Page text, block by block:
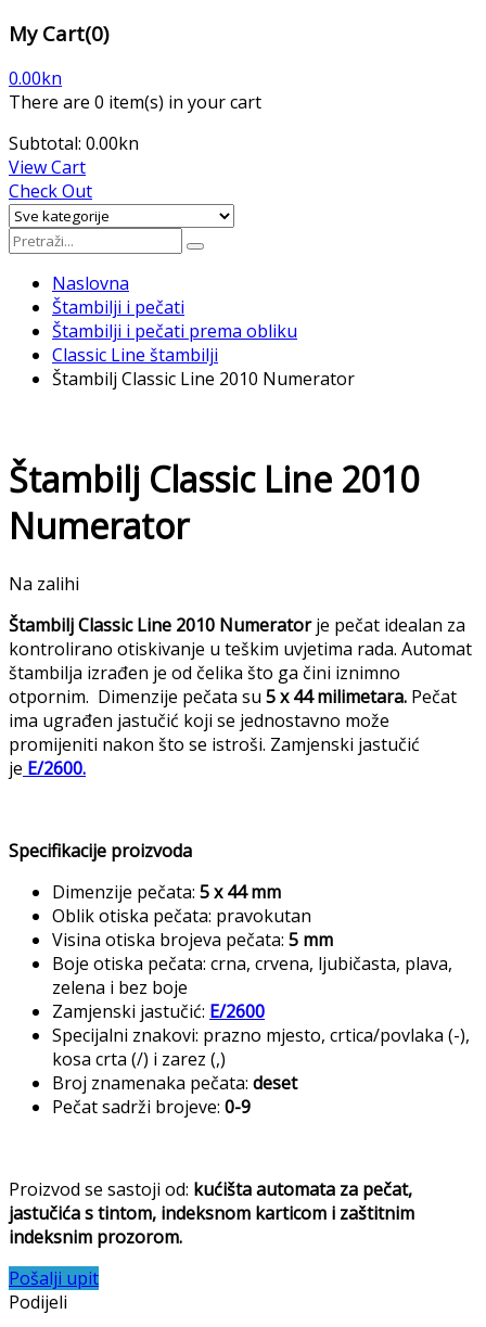
My Cart(0)
0.00kn
There are 0 item(s) in your cart
Subtotal: 0.00kn
View Cart
Check Out
Naslovna
Štambilji i pečati
Štambilji i pečati prema obliku
Classic Line štambilji
Štambilj Classic Line 2010 Numerator
Štambilj Classic Line 2010
Numerator
Na zalihi
Štambilj Classic Line 2010 Numeratorje pečat idealan za
kontrolirano otiskivanje u teškim uvjetima rada. Automat
štambilja izrađen je od čelika što ga čini iznimno
otpornim. Dimenzije pečata su 5 x 44 milimetara. Pečat
ima ugrađen jastučić koji se jednostavno može
promijeniti nakon što se istroši. Zamjenski jastučić
je E/2600.
Specifikacije proizvoda
Dimenzije pečata: 5 x 44 mm
Oblik otiska pečata: pravokutan
Visina otiska brojeva pečata: 5 mm
Boje otiska pečata: crna, crvena, ljubičasta, plava,
zelena i bez boje
Zamjenski jastučić: E/2600
Specijalni znakovi: prazno mjesto, crtica/povlaka (-),
kosa crta (/) i zarez (,)
Broj znamenaka pečata: deset
Pečat sadrži brojeve: 0-9
Proizvod se sastoji od: kućišta automata za pečat,
jastučića s tintom, indeksnom karticom i zaštitnim
indeksnim prozorom.
Pošalji upit
Podijeli